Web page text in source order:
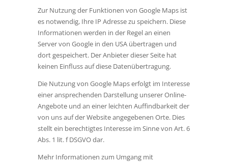
Zur Nutzung der Funktionen von Google Maps ist
es notwendig, Ihre IP Adresse zu speichern. Diese
Informationen werden in der Regel an einen
Server von Google in den USA übertragen und
dort gespeichert. Der Anbieter dieser Seite hat
keinen Einfluss auf diese Datenübertragung.
Die Nutzung von Google Maps erfolgt im Interesse
einer ansprechenden Darstellung unserer Online-
Angebote und an einer leichten Auffindbarkeit der
von uns auf der Website angegebenen Orte. Dies
stellt ein berechtigtes Interesse im Sinne von Art. 6
Abs. 1 lit. f DSGVO dar.
Mehr Informationen zum Umgang mit